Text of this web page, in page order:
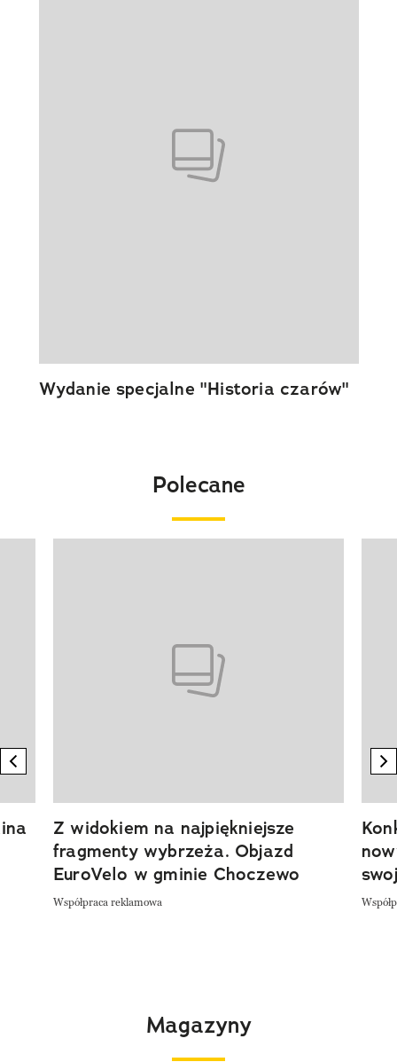
Wydanie specjalne "Historia czarów"
Polecane
previous element
Z widokiem na najpiękniejsze
fragmenty wybrzeża. Objazd
EuroVelo w gminie Choczewo
Współpraca reklamowa
Magazyny